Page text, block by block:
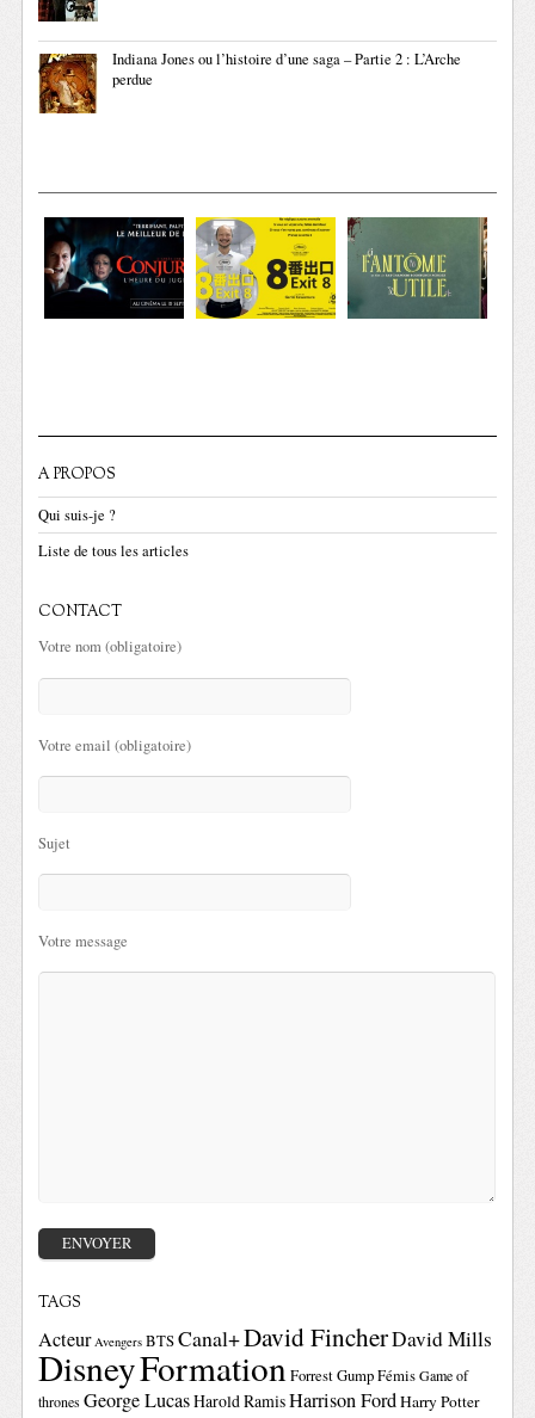
Indiana Jones ou l’histoire d’une saga – Partie 2 : L’Arche
perdue
A PROPOS
Qui suis-je ?
Liste de tous les articles
CONTACT
Votre nom (obligatoire)
Votre email (obligatoire)
Sujet
Votre message
TAGS
Acteur Avengers BTSCanal+David FincherDavid Mills
DisneyFormationForrest GumpFémis Game of
thrones George LucasHarold RamisHarrison FordHarry Potter